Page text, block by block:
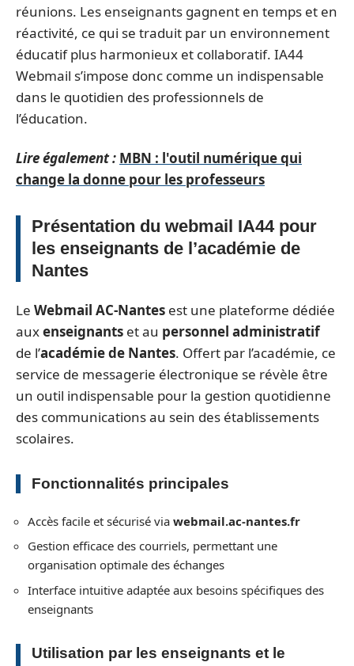
réunions. Les enseignants gagnent en temps et en
réactivité, ce qui se traduit par un environnement
éducatif plus harmonieux et collaboratif. IA44
Webmail s’impose donc comme un indispensable
dans le quotidien des professionnels de
l’éducation.
Lire également : MBN : l'outil numérique qui
change la donne pour les professeurs
Présentation du webmail IA44 pour
les enseignants de l’académie de
Nantes
Le Webmail AC-Nantes est une plateforme dédiée
auxenseignants et au personnel administratif
de l’académie de Nantes. Offert par l’académie, ce
service de messagerie électronique se révèle être
un outil indispensable pour la gestion quotidienne
des communications au sein des établissements
scolaires.
Fonctionnalités principales
Accès facile et sécurisé via webmail.ac-nantes.fr
Gestion efficace des courriels, permettant une
organisation optimale des échanges
Interface intuitive adaptée aux besoins spécifiques des
enseignants
Utilisation par les enseignants et le